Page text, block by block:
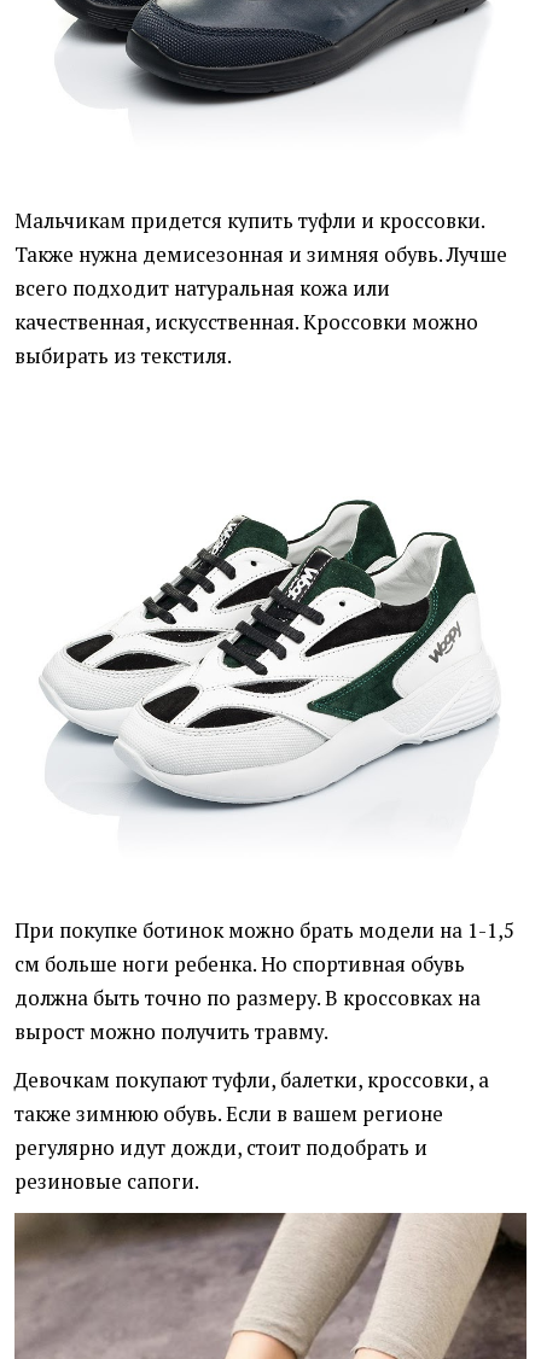
Мальчикам придется купить туфли и кроссовки.
Также нужна демисезонная и зимняя обувь. Лучше
всего подходит натуральная кожа или
качественная, искусственная. Кроссовки можно
выбирать из текстиля.
При покупке ботинок можно брать модели на 1-1,5
см больше ноги ребенка. Но спортивная обувь
должна быть точно по размеру. В кроссовках на
вырост можно получить травму.
Девочкам покупают туфли, балетки, кроссовки, а
также зимнюю обувь. Если в вашем регионе
регулярно идут дожди, стоит подобрать и
резиновые сапоги.